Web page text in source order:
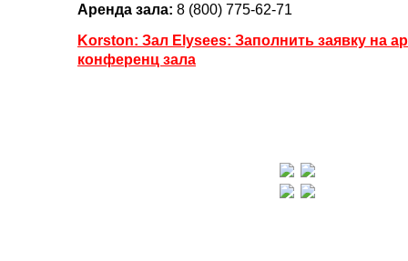
Аренда зала: 8 (800) 775-62-71
Korston: Зал Elysees: Заполнить заявку на
конференц зала